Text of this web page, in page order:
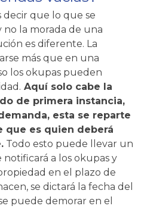
decir que lo que se
no la morada de una
es diferente. La
más que en una
los okupas pueden
Aquí solo cabe la
de primera instancia,
esta se reparte
que es quien deberá
Todo esto puede llevar un
notificará a los okupas y
en el plazo de
se dictará la fecha del
puede demorar en el